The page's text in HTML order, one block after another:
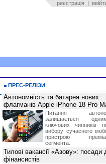
реєстрація |
ПРЕС-РЕЛІЗИ
Автономність та батарея нових
флагманів Apple iPhone 18 Pro
Питання
залишається
ключових чинників
вибору сучасного
пристрою
сегмента.
Тилові вакансії «Азову»: посади
фінансистів